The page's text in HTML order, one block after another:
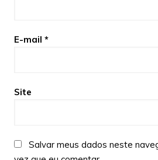
E-mail *
Site
Salvar meus dados neste